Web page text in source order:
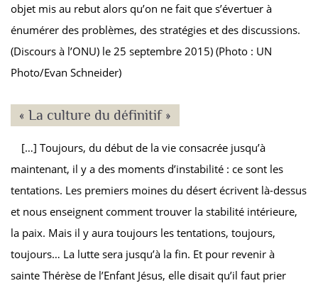
objet mis au rebut alors qu’on ne fait que s’évertuer à
énumérer des problèmes, des stratégies et des discussions.
(Discours à l’ONU) le 25 septembre 2015) (Photo : UN
Photo/Evan Schneider)
« La culture du définitif »
[…] Toujours, du début de la vie consacrée jusqu’à
maintenant, il y a des moments d’instabilité : ce sont les
tentations. Les premiers moines du désert écrivent là-dessus
et nous enseignent comment trouver la stabilité intérieure,
la paix. Mais il y aura toujours les tentations, toujours,
toujours… La lutte sera jusqu’à la fin. Et pour revenir à
sainte Thérèse de l’Enfant Jésus, elle disait qu’il faut prier